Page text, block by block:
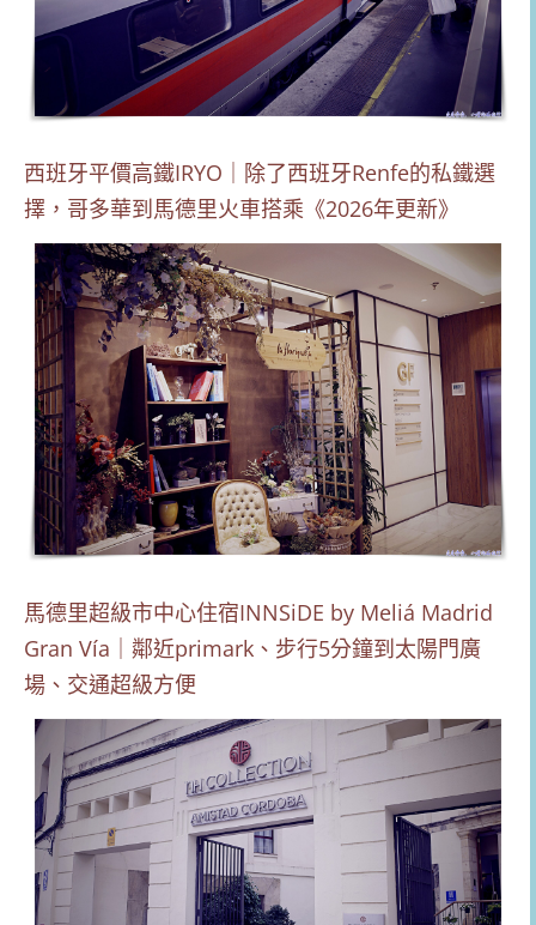
西班牙平價高鐵IRYO｜除了西班牙Renfe的私鐵選
擇，哥多華到馬德里火車搭乘《2026年更新》
馬德里超級市中心住宿INNSiDE by Meliá Madrid
Gran Vía｜鄰近primark、步行5分鐘到太陽門廣
場、交通超級方便